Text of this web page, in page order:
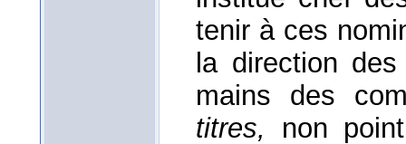
tenir à ces
la direction
mains des
titres,
non